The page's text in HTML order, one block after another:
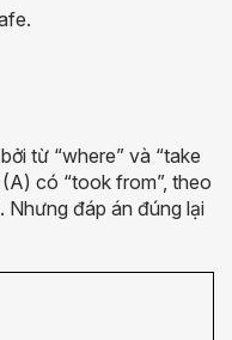
từ “where” và “take
có “took from”, theo
Nhưng đáp án đúng lại